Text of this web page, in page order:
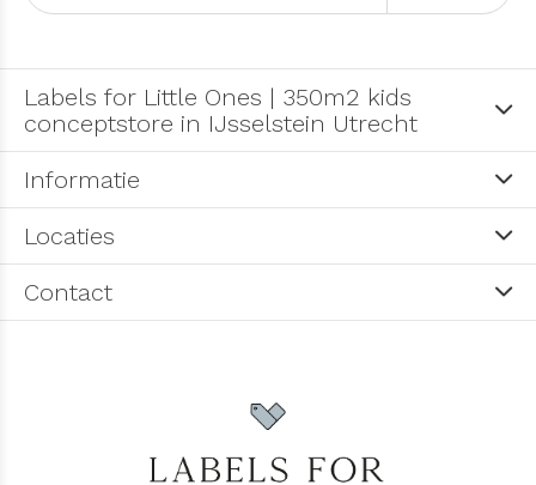
Labels for Little Ones | 350m2 kids
conceptstore in IJsselstein Utrecht
Informatie
Locaties
Contact